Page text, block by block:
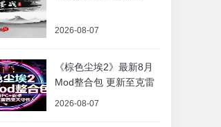
2026-08-07
《棕色尘埃2》最新8月
Mod整合包 更新至克雷
2026-08-07